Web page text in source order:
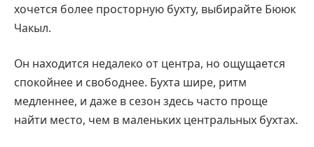
хочется более просторную бухту, выбирайте Бююк
Чакыл.
Он находится недалеко от центра, но ощущается
спокойнее и свободнее. Бухта шире, ритм
медленнее, и даже в сезон здесь часто проще
найти место, чем в маленьких центральных бухтах.